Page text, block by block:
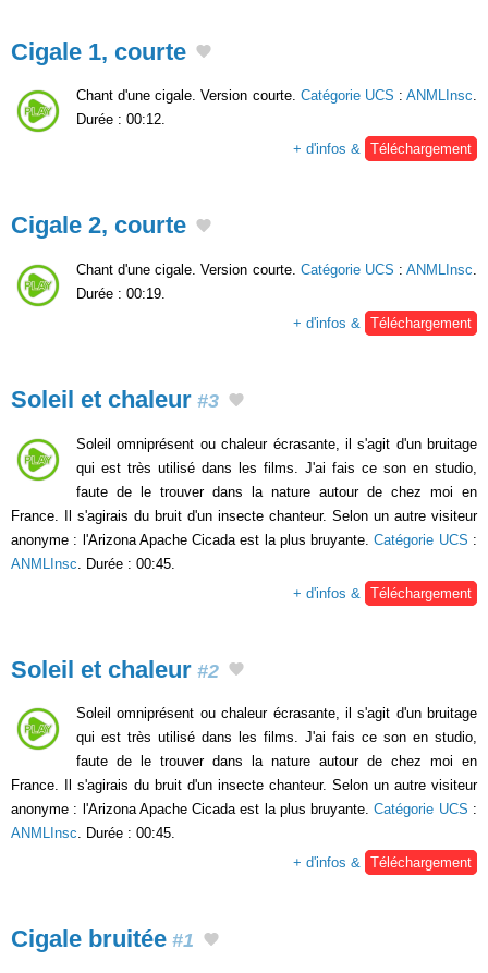
Cigale 1, courte
Chant d'une cigale. Version courte. Catégorie UCS : ANMLInsc.
Durée : 00:12.
+ d'infos & Téléchargement
Cigale 2, courte
Chant d'une cigale. Version courte. Catégorie UCS : ANMLInsc
Durée : 00:19.
+ d'infos &
Téléchargement
Soleil et chaleur #3
Soleil omniprésent ou chaleur écrasante, il s'agit d'un bruitage
qui est très utilisé dans les films. J'ai fais ce son en studio,
faute de le trouver dans la nature autour de chez moi en
France. Il s'agirais du bruit d'un insecte chanteur. Selon un autre visiteur
anonyme : l'Arizona Apache Cicada est la plus bruyante.Catégorie UCS :
ANMLInsc . Durée : 00:45.
+ d'infos &
Téléchargement
Soleil et chaleur #2
Soleil omniprésent ou chaleur écrasante, il s'agit d'un bruitage
qui est très utilisé dans les films. J'ai fais ce son en studio,
faute de le trouver dans la nature autour de chez moi en
France. Il s'agirais du bruit d'un insecte chanteur. Selon un autre visiteur
anonyme : l'Arizona Apache Cicada est la plus bruyante.Catégorie UCS :
ANMLInsc. Durée : 00:45.
+ d'infos & Téléchargement
Cigale bruitée #1